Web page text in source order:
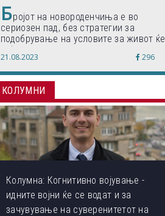
Бројот на новороденчиња е во
сериозен пад, без стратегии за
подобрување на условите за живот ќе
дојде до затворање на училишта,
предупредуваат експертите
21.08.2023 296
КОЛУМНИ
Колумна: Когнитивно војување -
идните војни ќе се водат и за
зачувување на суверенитетот на